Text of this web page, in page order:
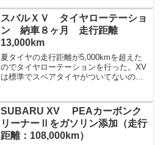
スバルＸＶ タイヤローテーショ
ン 納車８ヶ月 走行距離
13,000km
夏タイヤの走行距離が5,000kmを超えた
のでタイヤローテーションを行った。XV
は標準でスペアタイヤがついてないの
３つニューレイトン エマーソン EM-29
トルクレ...
SUBARU XV PEAカーボンク
リーナーⅡをガソリン添加（走行
距離：108,000km）